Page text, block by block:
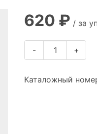
620 ₽ / за
- +
Каталожный